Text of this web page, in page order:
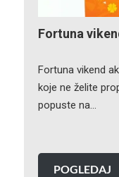
Fortuna
Fortuna vikend
koje ne želite
popuste na…
POGLEDAJ